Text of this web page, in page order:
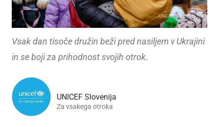
UNICEF/UN0609797/
Vsak dan tisoče družin beži pred nasiljem v Ukrajini
in se boji za prihodnost svojih otrok.
UNICEF Slovenija
Za vsakega otroka